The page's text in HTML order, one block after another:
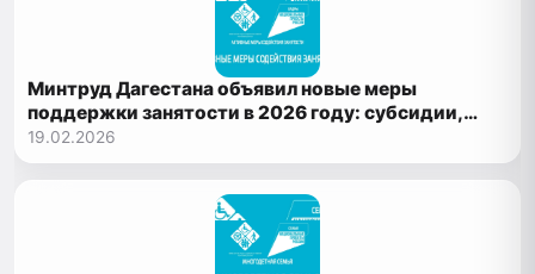
Минтруд Дагестана объявил новые меры
поддержки занятости в 2026 году: субсидии,
компенсации и обучение
19.02.2026